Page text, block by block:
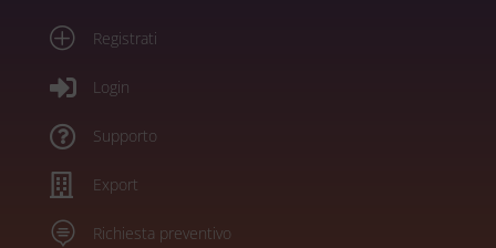
P Registrati
 Login
 Supporto
 Export
 Richiesta preventivo